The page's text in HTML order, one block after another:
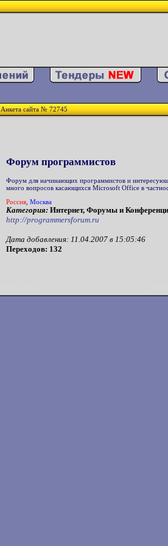
Анкета сайта № 72745
Форум программистов
Форум для начинающих программистов и
много вопросов касающихся Microsoft Office в
Россия Москва
Категория: Интернет, Форумы и
http://programmersforum.ru
Дата добавления: 11.04.2007 в 15:05:46
Переходов: 132